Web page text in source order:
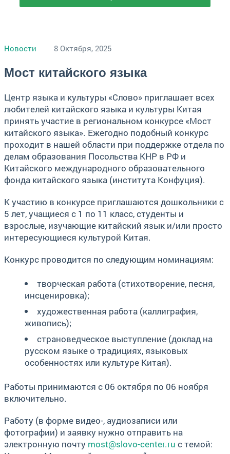
Новости 8 Октября, 2025
Мост китайского языка
Центр языка и культуры «Слово» приглашает всех
любителей китайского языка и культуры Китая
принять участие в региональном конкурсе «Мост
китайского языка». Ежегодно подобный конкурс
проходит в нашей области при поддержке отдела по
делам образования Посольства КНР в РФ и
Китайского международного образовательного
фонда китайского языка (института Конфуция).
К участию в конкурсе приглашаются дошкольники с
5 лет, учащиеся с 1 по 11 класс, студенты и
взрослые, изучающие китайский язык и/или просто
интересующиеся культурой Китая.
Конкурс проводится по следующим номинациям:
творческая работа (стихотворение, песня,
инсценировка);
художественная работа (каллиграфия,
живопись);
страноведческое выступление (доклад на
русском языке о традициях, языковых
особенностях или культуре Китая).
Работы принимаются с 06 октября по 06 ноября
включительно.
Работу (в форме видео-, аудиозаписи или
фотографии) и заявку нужно отправить на
электронную почту most@slovo-center.ru с темой: